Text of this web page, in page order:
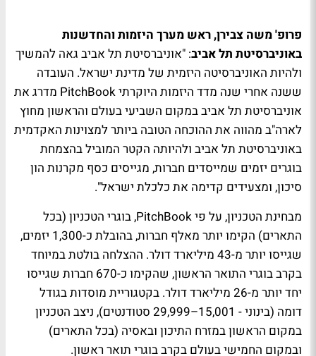
פרופ' משה צבירן, ראש מערך היזמות והחדשנות
באוניברסיטת תל אביב: "אוניברסיטת תל אביב גאה להמשיך
ולהיות האוניברסיטה היזמית של מדינת ישראל. העובדה
ששנה אחרי שנה מדד היזמות היוקרתי PitchBook מדרג את
אוניברסיטת תל אביב במקום השביעי בעולם והראשון מחוץ
לארה"ב מהווה את ההוכחה הטובה ביותר למצוינות האקדמית
באוניברסיטת תל אביב ולהיותה הקטר המוביל בהצמחת
בוגרים יזמים שמייסדים חברות, מגייסים כסף מקרנות הון
סיכון, ומצעידים קדימה את כלכלת ישראל".
מבחינת הטכניון, על פי PitchBook, בוגרי הטכניון (בכל
התארים) הקימו יותר מאלף חברות, בהובלת כ-1,300 יזמים,
שגייסו יותר מ-43 מיליארד דולר. ההצלחה בולטת במיוחד
בקרב בוגרי התואר הראשון, שהקימו כ-670 חברות שגייסו
יחד יותר מ-26 מיליארד דולר. בקטגוריית מוסדות בגודל
דומה (בינוני - 15,001–29,999 סטודנטים), ניצב הטכניון
במקום הראשון במזרח התיכון ובאסיה (בכל התארים)
ובמקום החמישי בעולם בקרב בוגרי תואר ראשון.